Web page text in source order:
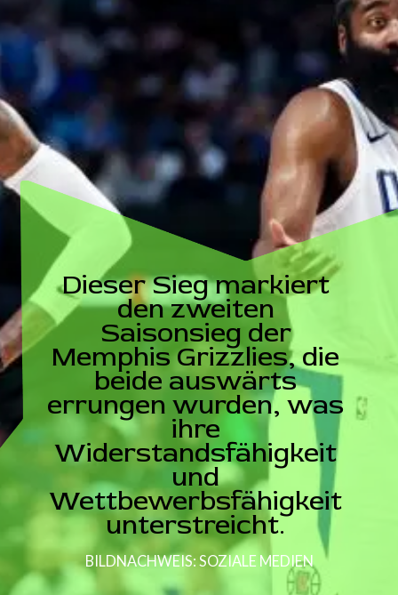
Dieser Sieg markiert
den zweiten
Saisonsieg der
Memphis Grizzlies, die
beide auswärts
errungen wurden, was
ihre
Widerstandsfähigkeit
und
Wettbewerbsfähigkeit
unterstreicht.
BILDNACHWEIS: SOZIALE MEDIEN